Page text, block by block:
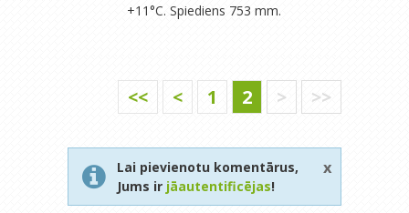
+11°C. Spiediens 753 mm.
<< < 1 2 > >>
Lai pievienotu komentārus,
Jums ir jāautentificējas!
x